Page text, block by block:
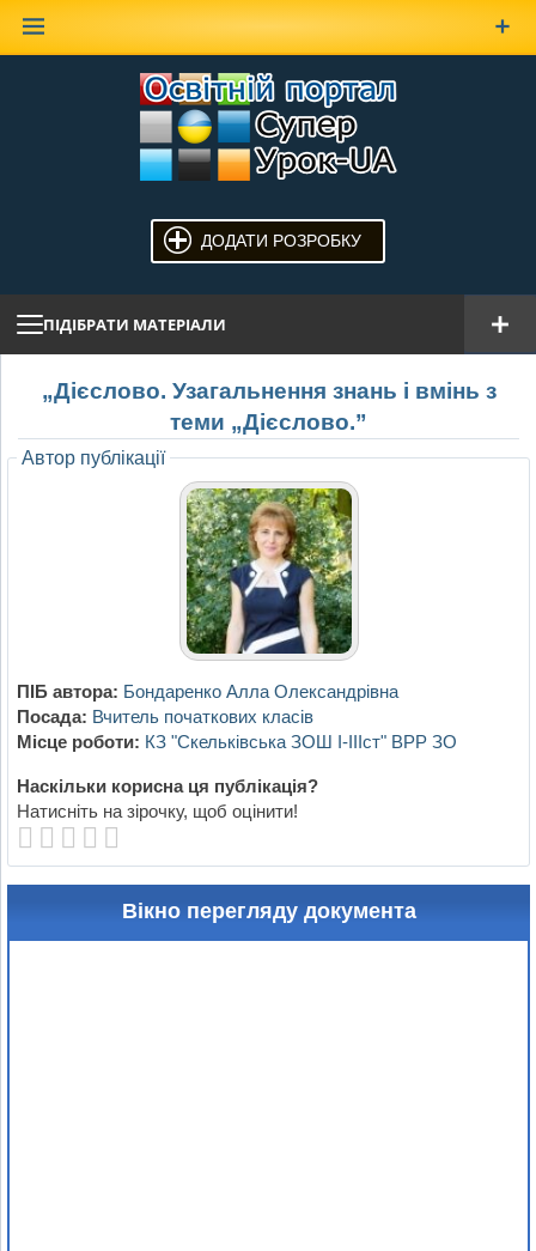
ДОДАТИ РОЗРОБКУ
ПІДІБРАТИ МАТЕРІАЛИ
„Дієслово. Узагальнення знань і вмінь з
теми „Дієслово.”
Автор публікації
ПІБ автора: Бондаренко Алла Олександрівна
Посада: Вчитель початкових класів
Місце роботи: КЗ "Скельківська ЗОШ І-ІІІст" ВРР ЗО
Наскільки корисна ця публікація?
Натисніть на зірочку, щоб оцінити!
Вікно перегляду документа